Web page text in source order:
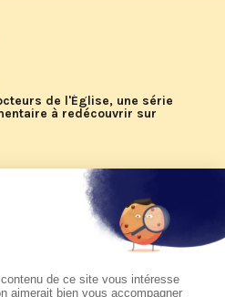
de l'Église, une série
à redécouvrir sur
d'été 2026 de KTO
pastorale du pape Léon
à suivre sur KTO le